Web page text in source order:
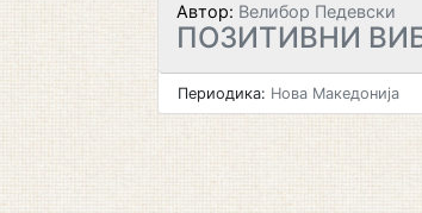
Автор: Велибор Педевски
ПОЗИТИВНИ
Периодика: Нова Македонија